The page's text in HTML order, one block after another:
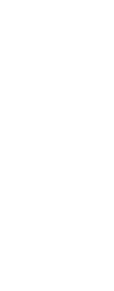
ト センターメータ
インチアルミホイ